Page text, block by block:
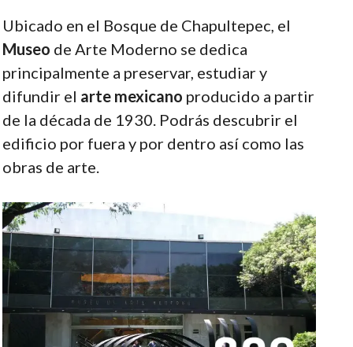
Ubicado en el Bosque de Chapultepec, el
Museo de Arte Moderno se dedica
principalmente a preservar, estudiar y
difundir el arte mexicano producido a partir
de la década de 1930. Podrás descubrir el
edificio por fuera y por dentro así como las
obras de arte.